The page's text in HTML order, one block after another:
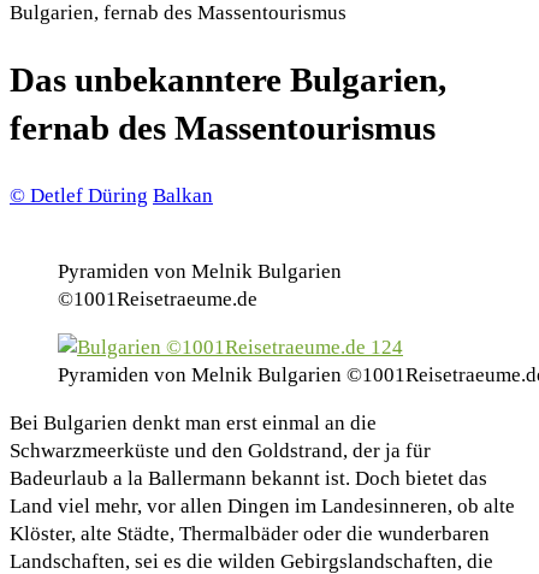
Bulgarien, fernab des Massentourismus
Das unbekanntere Bulgarien,
fernab des Massentourismus
© Detlef Düring Balkan
Pyramiden von Melnik Bulgarien
©1001Reisetraeume.de
Pyramiden von Melnik Bulgarien
Bei Bulgarien denkt man erst einmal an die
Schwarzmeerküste und den Goldstrand, der ja für
Badeurlaub a la Ballermann bekannt ist. Doch bietet das
Land viel mehr, vor allen Dingen im Landesinneren, ob alte
Klöster, alte Städte, Thermalbäder oder die wunderbaren
Landschaften, sei es die wilden Gebirgslandschaften, die